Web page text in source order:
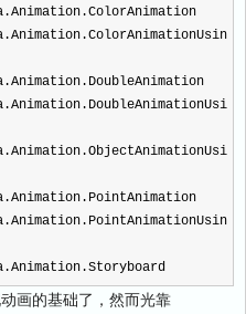
画的基础了，然而光靠